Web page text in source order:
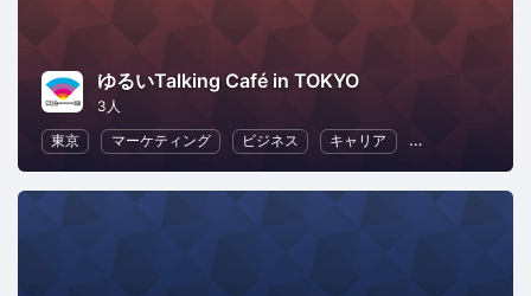
ゆるいTalking Café in TOKYO
3人
東京
マーケティング ビジネス キャリア 情報システム